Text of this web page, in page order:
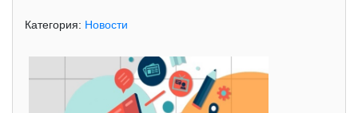
Категория: Новости